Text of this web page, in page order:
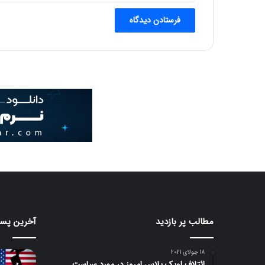
ب
مطالب پر بازدید
18 جولای 2021
آخرین